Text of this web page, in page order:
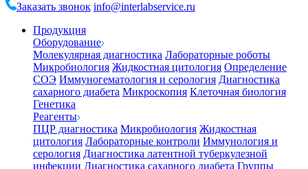
Заказать звонок info@interlabservice.ru
Продукция
Оборудование
Молекулярная диагностика Лабораторные роботы
Микробиология Жидкостная цитология Определение
СОЭ Иммуногематология и серология Диагностика
сахарного диабета Микроскопия Клеточная биология
Генетика
Реагенты
ПЦР диагностика Микробиология Жидкостная
цитология Лабораторные контроли Иммунология и
серология Диагностика латентной туберкулезной
инфекции Диагностика сахарного диабета Группы